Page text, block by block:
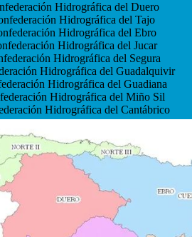
Hidrográfica del Duero
Hidrográfica del Tajo
Hidrográfica del Ebro
Hidrográfica del Jucar
Hidrográfica del Segura
Hidrográfica del Guadalquivir
Hidrográfica del Guadiana
Hidrográfica del Miño Sil
Hidrográfica del Cantábrico